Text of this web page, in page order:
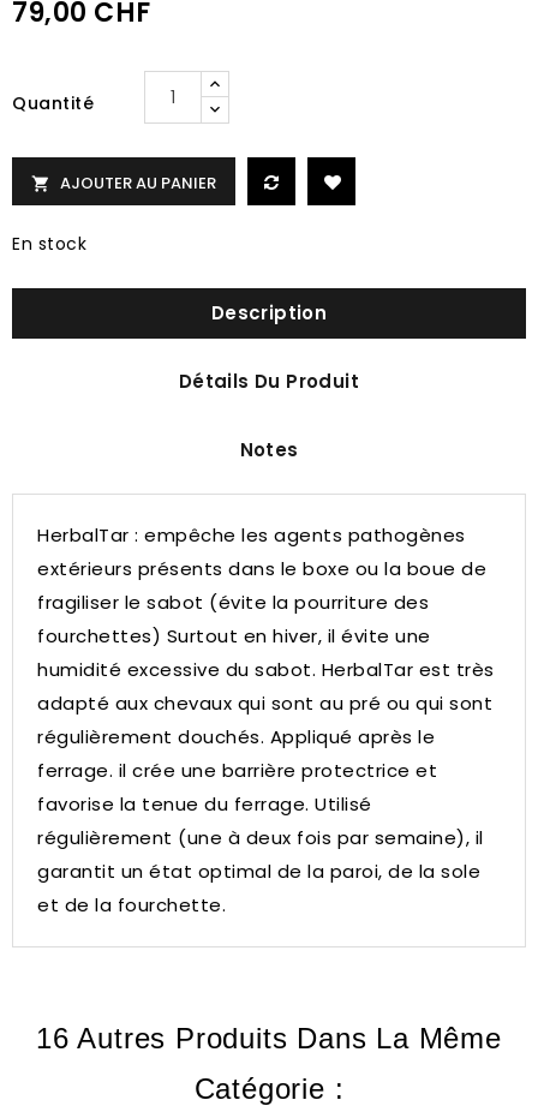
79,00 CHF
Quantité
 AJOUTER AU PANIER
En stock
Description
Détails Du Produit
Notes
HerbalTar : empêche les agents pathogènes
extérieurs présents dans le boxe ou la boue de
fragiliser le sabot (évite la pourriture des
fourchettes) Surtout en hiver, il évite une
humidité excessive du sabot. HerbalTar est très
adapté aux chevaux qui sont au pré ou qui sont
régulièrement douchés. Appliqué après le
ferrage. il crée une barrière protectrice et
favorise la tenue du ferrage. Utilisé
régulièrement (une à deux fois par semaine), il
garantit un état optimal de la paroi, de la sole
et de la fourchette.
16 Autres Produits Dans La Même
Catégorie :